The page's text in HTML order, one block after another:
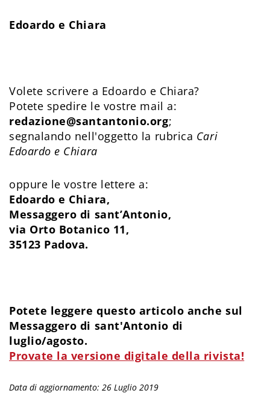
Edoardo e Chiara
Volete scrivere a Edoardo e Chiara?
Potete spedire le vostre mail a:
redazione@santantonio.org;
segnalando nell'oggetto la rubrica Cari
Edoardo e Chiara
oppure le vostre lettere a:
Edoardo e Chiara,
Messaggero di sant’Antonio,
via Orto Botanico 11,
35123 Padova.
Potete leggere questo articolo anche sul
Messaggero di sant'Antonio di
luglio/agosto.
Provate la versione digitale della rivista!
Data di aggiornamento: 26 Luglio 2019